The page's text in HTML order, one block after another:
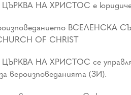
НА ХРИСТОС е
ВСЕЛЕНСКА
OF CHRIST
НА ХРИСТОС се
вероизповеданията (ЗИ).